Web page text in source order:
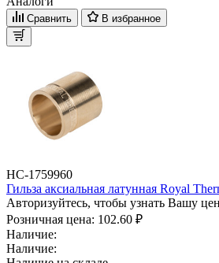
Сравнить В избранное
НС-1759960
Гильза аксиальная латунная Royal
Авторизуйтесь, чтобы узнать Вашу
Розничная цена: 102.60 ₽
Наличие:
Наличие: